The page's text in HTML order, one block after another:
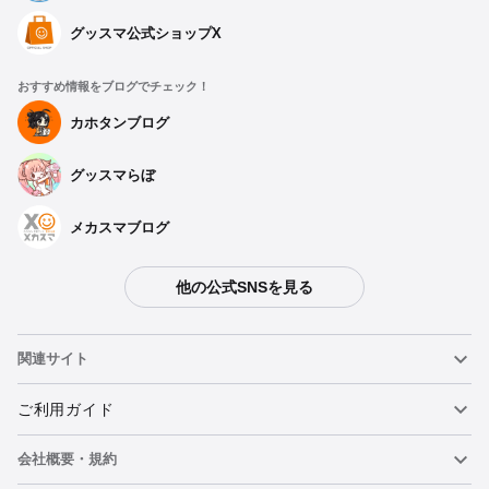
［BINIVINI BABY］SOFT VINYL FIGURE 魔法少女ま
どか☆マギカ 鹿目まどか
予約期間：2023年05月11日~2023年06月07日まで
どか☆マギカ 暁美ほむら
予約期間：2023年05月11日~2023年06月07日まで
［BINIVINI BABY］SOFT VINYL FIGURE 魔法少女ま
グッスマ公式ショップX
おすすめ情報をブログでチェック！
カホタンブログ
グッスマらぼ
メカスマブログ
他の公式SNSを見る
関連サイト
ねんどろいど
ねんどろいどフェイスメーカー
ご利用ガイド
重要なお知らせ
会社概要・規約